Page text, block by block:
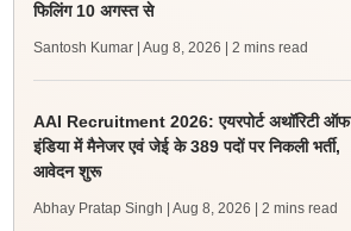
फिलिंग 10 अगस्त से
Santosh Kumar | Aug 8, 2026 | 2 mins read
AAI Recruitment 2026: एयरपोर्ट अथॉरिटी ऑफ
इंडिया में मैनेजर एवं जेई के 389 पदों पर निकली भर्ती,
आवेदन शुरू
Abhay Pratap Singh | Aug 8, 2026 | 2 mins read